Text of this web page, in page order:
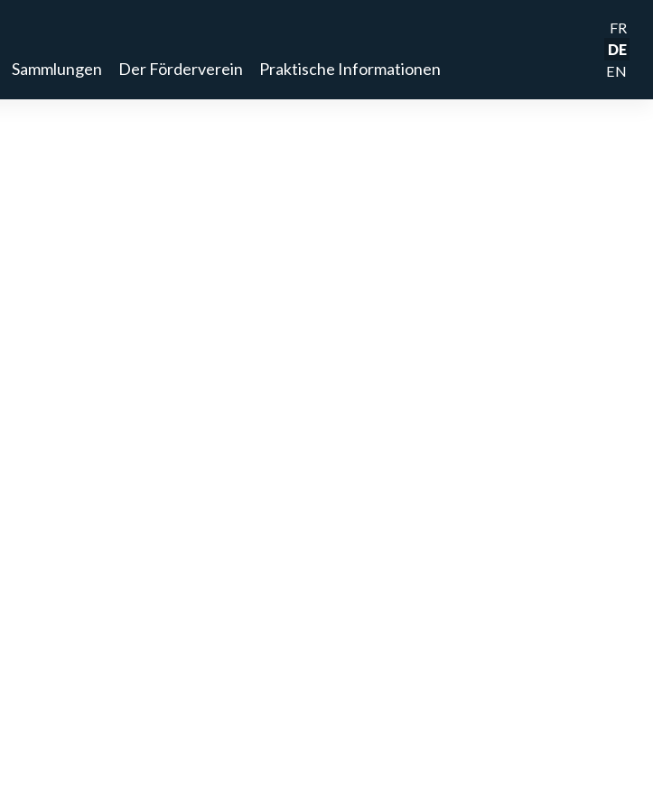
Sammlungen Der Förderverein Praktische Informationen
FR
DE
EN